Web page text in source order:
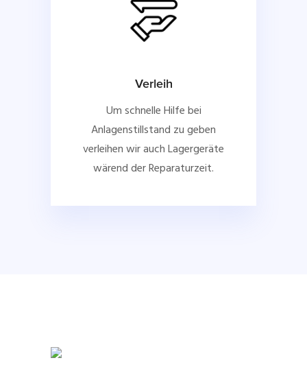
Verleih
Um schnelle Hilfe bei
Anlagenstillstand zu geben
verleihen wir auch Lagergeräte
wärend der Reparaturzeit.